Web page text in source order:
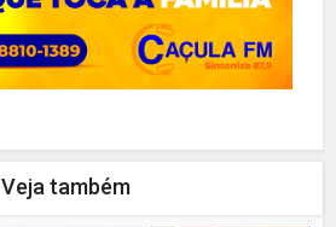
Veja também